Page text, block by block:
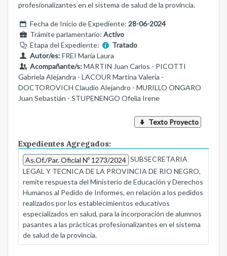
profesionalizantes en el sistema de salud de la provincia.
Fecha de Inicio de Expediente: 28-06-2024
Trámite parlamentario: Activo
Etapa del Expediente:
Tratado
Autor/es:FREI María Laura
Acompañante/s:MARTIN Juan Carlos - PICOTTI
Gabriela Alejandra - LACOUR Martina Valeria -
DOCTOROVICH Claudio Alejandro - MURILLO ONGARO
Juan Sebastián - STUPENENGO Ofelia Irene
Texto Proyecto
Expedientes Agregados:
As.Of./Par. Oficial Nº 1273/2024 SUBSECRETARIA
LEGAL Y TECNICA DE LA PROVINCIA DE RIO NEGRO,
remite respuesta del Ministerio de Educación y Derechos
Humanos al Pedido de Informes, en relación a los pedidos
realizados por los establecimientos educativos
especializados en salud, para la incorporación de alumnos
pasantes a las prácticas profesionalizantes en el sistema
de salud de la provincia.